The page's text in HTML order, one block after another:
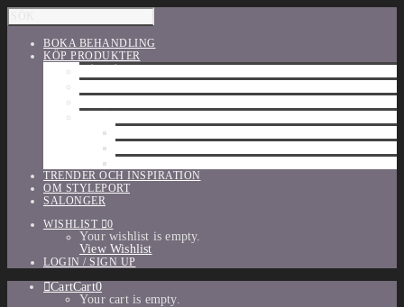
BOKA BEHANDLING
KÖP PRODUKTER
TRENDER OCH INSPIRATION
OM STYLEPORT
SALONGER
WISHLIST
0
Your wishlist is empty.
View Wishlist
LOGIN / SIGN UP
CartCart0
Your cart is empty.